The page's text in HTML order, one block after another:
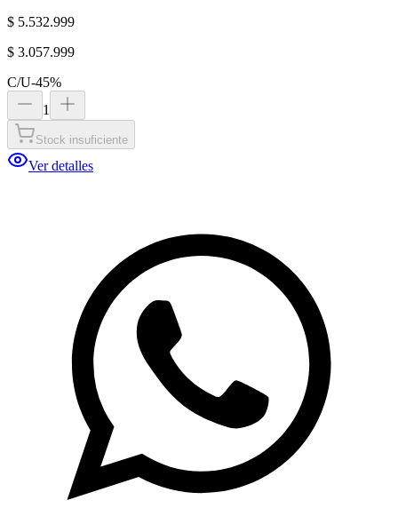
$ 5.532.999
$ 3.057.999
C/U-45%
1
Stock insuficiente
Ver detalles